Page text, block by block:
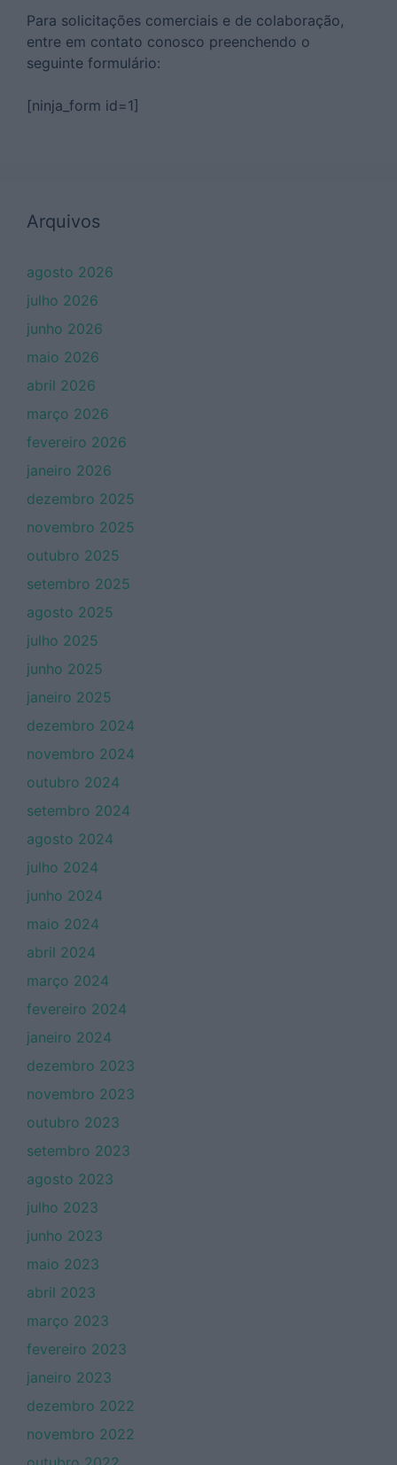
Para solicitações comerciais e de colaboração,
entre em contato conosco preenchendo o
seguinte formulário:
[ninja_form id=1]
Arquivos
agosto 2026
julho 2026
junho 2026
maio 2026
abril 2026
março 2026
fevereiro 2026
janeiro 2026
dezembro 2025
novembro 2025
outubro 2025
setembro 2025
agosto 2025
julho 2025
junho 2025
janeiro 2025
dezembro 2024
novembro 2024
outubro 2024
setembro 2024
agosto 2024
julho 2024
junho 2024
maio 2024
abril 2024
março 2024
fevereiro 2024
janeiro 2024
dezembro 2023
novembro 2023
outubro 2023
setembro 2023
agosto 2023
julho 2023
junho 2023
maio 2023
abril 2023
março 2023
fevereiro 2023
janeiro 2023
dezembro 2022
novembro 2022